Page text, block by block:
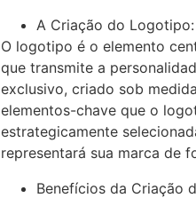
A Criação do Logotipo:
O logotipo é o elemento
que transmite a
exclusivo, criado sob
elementos-chave que o
estrategicamente
representará sua marca de
Benefícios da Criação